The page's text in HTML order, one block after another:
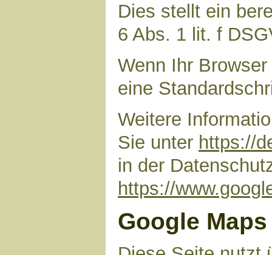
Dies stellt ein
6 Abs. 1 lit. f
Wenn Ihr
eine
Weitere
Sie unter https://
in der
https://
Google Maps